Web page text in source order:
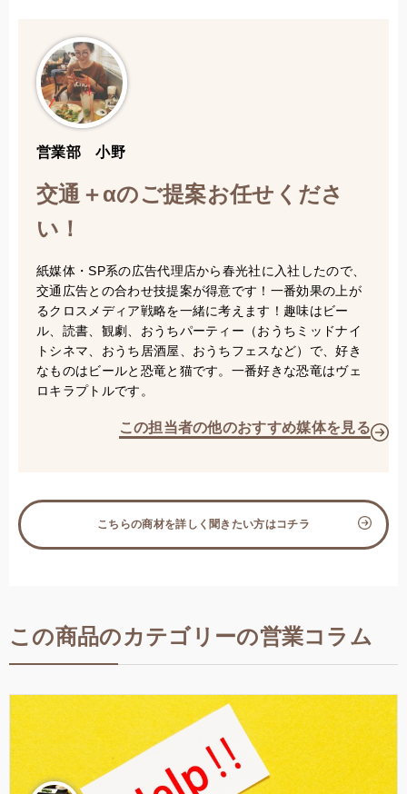
営業部 小野
交通＋αのご提案お任せくださ
い！
紙媒体・SP系の広告代理店から春光社に入社したので、
交通広告との合わせ技提案が得意です！一番効果の上が
るクロスメディア戦略を一緒に考えます！趣味はビー
ル、読書、観劇、おうちパーティー（おうちミッドナイ
トシネマ、おうち居酒屋、おうちフェスなど）で、好き
なものはビールと恐竜と猫です。一番好きな恐竜はヴェ
ロキラプトルです。
この担当者の他のおすすめ媒体を見る
こちらの商材を詳しく聞きたい方はコチラ
この商品のカテゴリーの営業コラム